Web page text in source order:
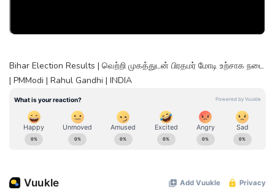
Bihar Election Results | வெற்றி முகத்துடன் பிரதமர் மோடி உற்சாக நடை
| PMModi | Rahul Gandhi | INDIA